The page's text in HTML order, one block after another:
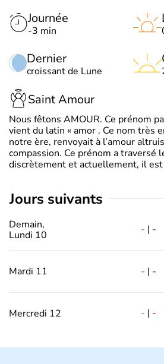
Journée
-3 min
Dernier
croissant de Lune
Saint Amour
Nous fêtons AMOUR. Ce prénom
vient du latin « amor . Ce nom très
notre ère, renvoyait à l’amour
compassion. Ce prénom a traversé
discrètement et actuellement, il
jours suivants
Demain,
Lundi 10
- | -
Mardi 11 - | -
Mercredi 12 - | -